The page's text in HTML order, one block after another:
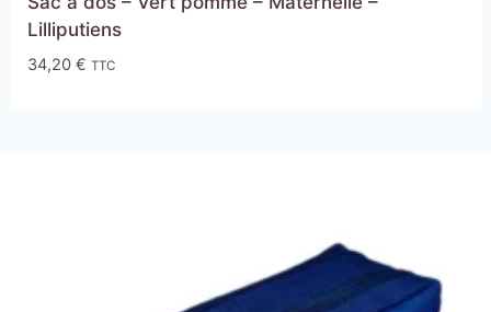
Lilliputiens
34,20 € TTC